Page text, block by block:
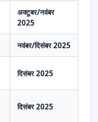
अक्टूबर/नवंबर
2025
नवंबर/दिसंबर 2025
दिसंबर 2025
दिसंबर 2025